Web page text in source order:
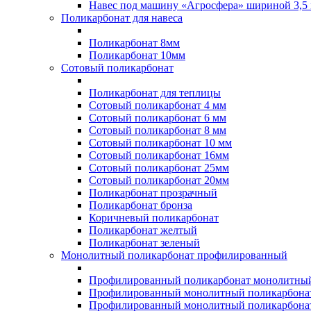
Навес под машину «Агросфера» шириной 3,5
Поликарбонат для навеса
Поликарбонат 8мм
Поликарбонат 10мм
Сотовый поликарбонат
Поликарбонат для теплицы
Сотовый поликарбонат 4 мм
Сотовый поликарбонат 6 мм
Сотовый поликарбонат 8 мм
Сотовый поликарбонат 10 мм
Сотовый поликарбонат 16мм
Сотовый поликарбонат 25мм
Сотовый поликарбонат 20мм
Поликарбонат прозрачный
Поликарбонат бронза
Коричневый поликарбонат
Поликарбонат желтый
Поликарбонат зеленый
Монолитный поликарбонат профилированный
Профилированный поликарбонат
Профилированный монолитный
Профилированный монолитный